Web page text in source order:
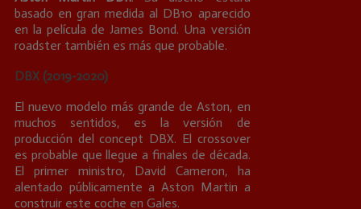
basado en gran medida al DB10 aparecido
en la película de James Bond. Una versión
roadster también es más que probable.
DBX (2019-2020)
El nuevo modelo más grande de Aston, en
muchos sentidos, es la versión de
producción del concept DBX. El crossover
es probable que llegue a finales de década.
El primer ministro, David Cameron, ha
alentado públicamente a Aston Martin a
construir este coche en Gales.